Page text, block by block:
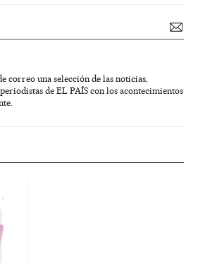
correo una selección de las noticias,
de EL PAÍS con los acontecimientos